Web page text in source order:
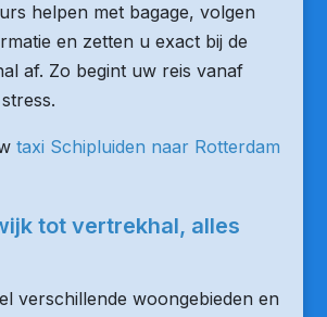
helpen met bagage, volgen
en zetten u exact bij de
af. Zo begint uw reis vanaf
taxi Schipluiden naar Rotterdam
tot vertrekhal, alles
verschillende woongebieden en